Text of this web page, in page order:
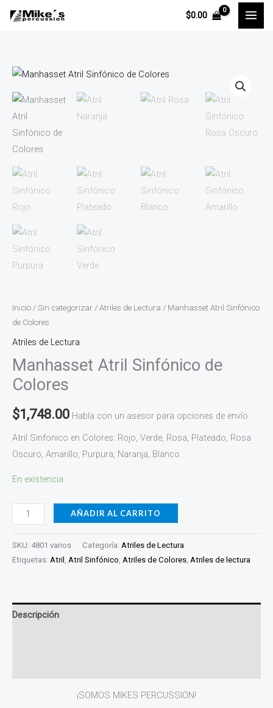
$0.00
Inicio / Sin categorizar / Atriles de Lectura / Manhasset Atril Sinfónico
de Colores
Atriles de Lectura
Manhasset Atril Sinfónico de
Colores
$1,748.00 Habla con un asesor para opciones de envío
Atril Sinfonico en Colores: Rojo, Verde, Rosa, Plateado, Rosa
Oscuro, Amarillo, Purpura, Naranja, Blanco.
En existencia
Manhasset
Atril
Sinfónico
de
Colores
cantidad
AÑADIR AL CARRITO
SKU: 4801 varios Categoría: Atriles de Lectura
Etiquetas: Atril Atril Sinfónico Atriles de Colores Atriles de lectura
Descripción
¡SOMOS MIKES PERCUSSION!